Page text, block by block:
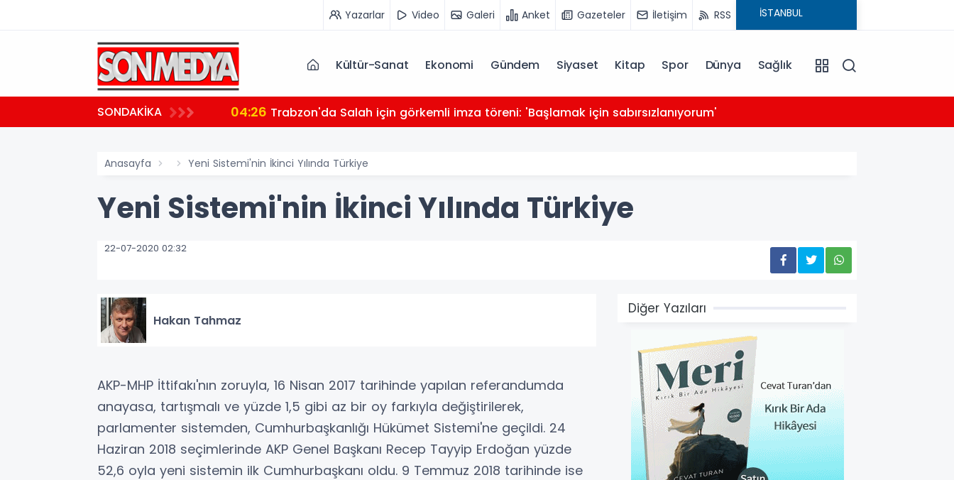
Yazarlar Video Galeri Anket Gazeteler İletişim RSS
Kültür-Sanat Ekonomi Gündem Siyaset Kitap Spor Dünya Sağlık
SONDAKİKA 04:26 Trabzon'da Salah için görkemli imza töreni: 'Başlamak için sabırsızlanıyorum'
Anasayfa Yeni Sistemi'nin İkinci Yılında Türkiye
Yeni Sistemi'nin İkinci Yılında Türkiye
22-07-2020 02:32
Hakan Tahmaz
AKP-MHP İttifakı'nın zoruyla, 16 Nisan 2017 tarihinde yapılan referandumda
anayasa, tartışmalı ve yüzde 1,5 gibi az bir oy farkıyla değiştirilerek,
parlamenter sistemden, Cumhurbaşkanlığı Hükümet Sistemi'ne geçildi. 24
Haziran 2018 seçimlerinde AKP Genel Başkanı Recep Tayyip Erdoğan yüzde
52,6 oyla yeni sistemin ilk Cumhurbaşkanı oldu. 9 Temmuz 2018 tarihinde ise
Diğer Yazıları